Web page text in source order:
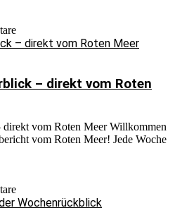
– direkt vom Roten
vom Roten Meer Willkommen
vom Roten Meer! Jede Woche